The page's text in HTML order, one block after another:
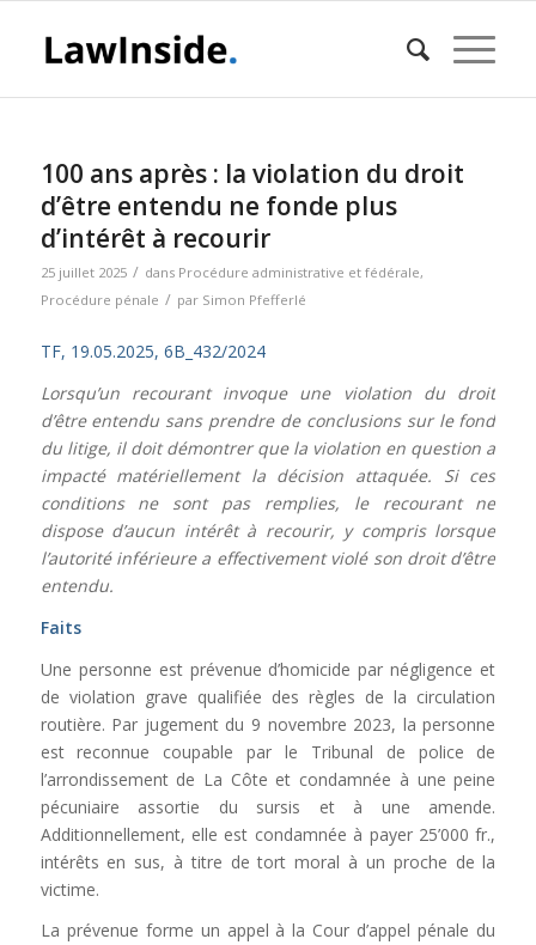
100 ans après : la violation du droit
d’être entendu ne fonde plus
d’intérêt à recourir
25 juillet 2025 / dans Procédure administrative et fédérale,
Procédure pénale / par Simon Pfefferlé
TF, 19.05.2025, 6B_432/2024
Lorsqu’un recourant invoque une violation du droit
d’être entendu sans prendre de conclusions sur le fond
du litige, il doit démontrer que la violation en question a
impacté matériellement la décision attaquée. Si ces
conditions ne sont pas remplies, le recourant ne
dispose d’aucun intérêt à recourir, y compris lorsque
l’autorité inférieure a effectivement violé son droit d’être
entendu.
Faits
Une personne est prévenue d’homicide par négligence et
de violation grave qualifiée des règles de la circulation
routière. Par jugement du 9 novembre 2023, la personne
est reconnue coupable par le Tribunal de police de
l’arrondissement de La Côte et condamnée à une peine
pécuniaire assortie du sursis et à une amende.
Additionnellement, elle est condamnée à payer 25’000 fr.,
intérêts en sus, à titre de tort moral à un proche de la
victime.
La prévenue forme un appel à la Cour d’appel pénale du